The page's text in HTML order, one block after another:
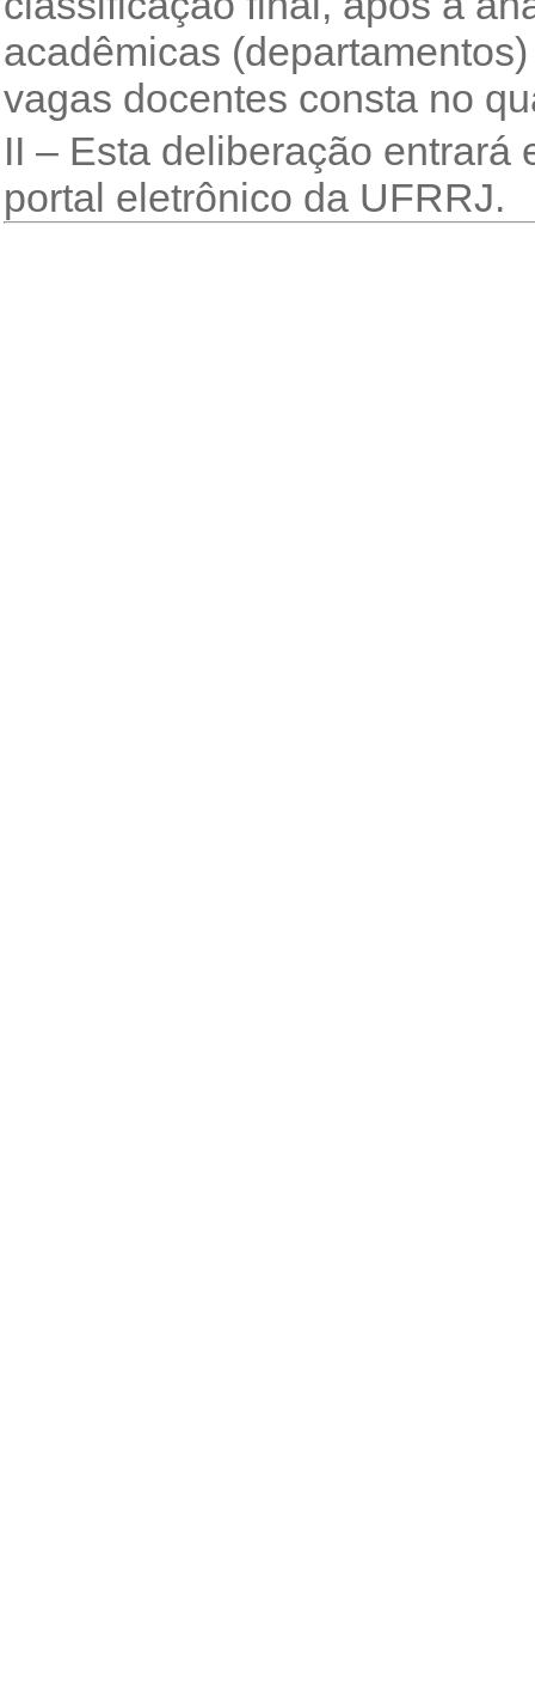
acadêmicas
vagas docentes consta no
II – Esta deliberação entrará
portal eletrônico da UFRRJ.